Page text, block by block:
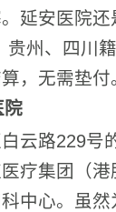
延安医院还
贵州、四川
，无需垫付
院
云路229号
疗集团（港
中心。虽